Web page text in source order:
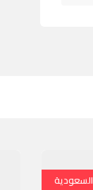
السعودية